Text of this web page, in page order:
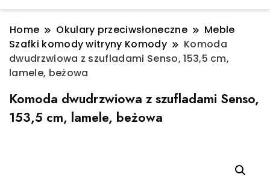
Home Okulary przeciwsłoneczne
Meble
Szafki komody witryny Komody
Komoda
dwudrzwiowa z szufladami Senso, 153,5 cm,
lamele, beżowa
Komoda dwudrzwiowa z szufladami Senso,
153,5 cm, lamele, beżowa